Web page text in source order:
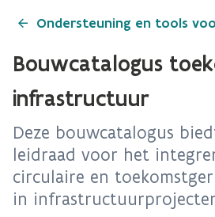
Ondersteuning en tools
Bouwcatalogus
infrastructuur
Deze bouwcatalogus
leidraad voor het
circulaire en
in